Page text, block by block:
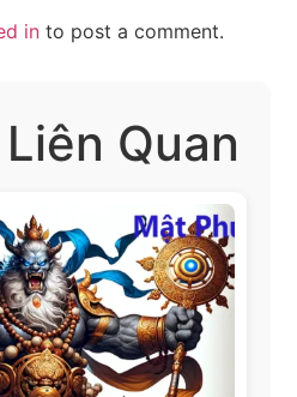
into post a comment.
Quan